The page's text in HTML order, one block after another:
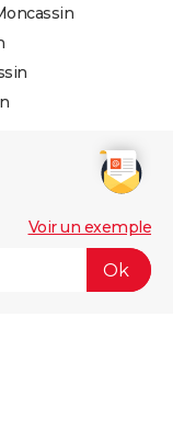
Voir un exemple